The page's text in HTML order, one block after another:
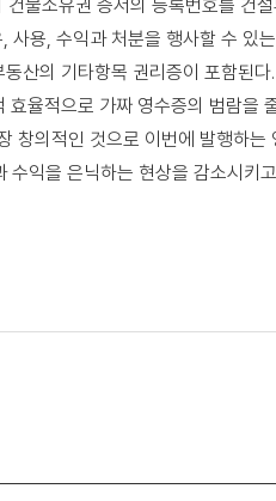
물소유권 증서의 등록번호를 건설
용, 수익과 처분을 행사할 수 있
산의 기타항목 권리증이 포함된
율적으로 가짜 영수증의 범람을
창의적인 것으로 이번에 발행하는
익을 은닉하는 현상을 감소시키